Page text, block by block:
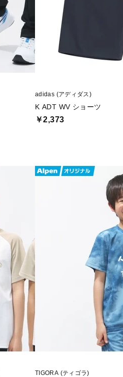
adidas (アディダス)
K ADT WV ショーツ
￥2,373
TIGORA (ティゴラ)